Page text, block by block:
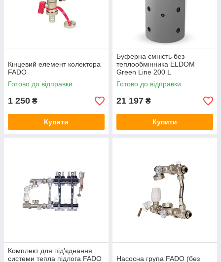
Кінцевий елемент колектора
FADO
Готово до відправки
1 250 ₴
Купити
Буферна ємність без
теплообмінника ELDOM
Green Line 200 L
Готово до відправки
21 197 ₴
Купити
Комплект для під'єднання
системи тепла підлога FADO
Насосна група FADO (без